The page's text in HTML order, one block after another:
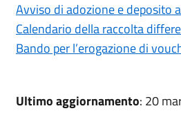
Avviso di adozione e deposito
Calendario della raccolta
Bando per l’erogazione di
Ultimo aggiornamento: 20